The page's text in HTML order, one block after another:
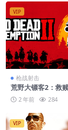
VIP
枪战射击
荒野大镖客2：救
d Dead
mate Edition
2 年前 284
VIP